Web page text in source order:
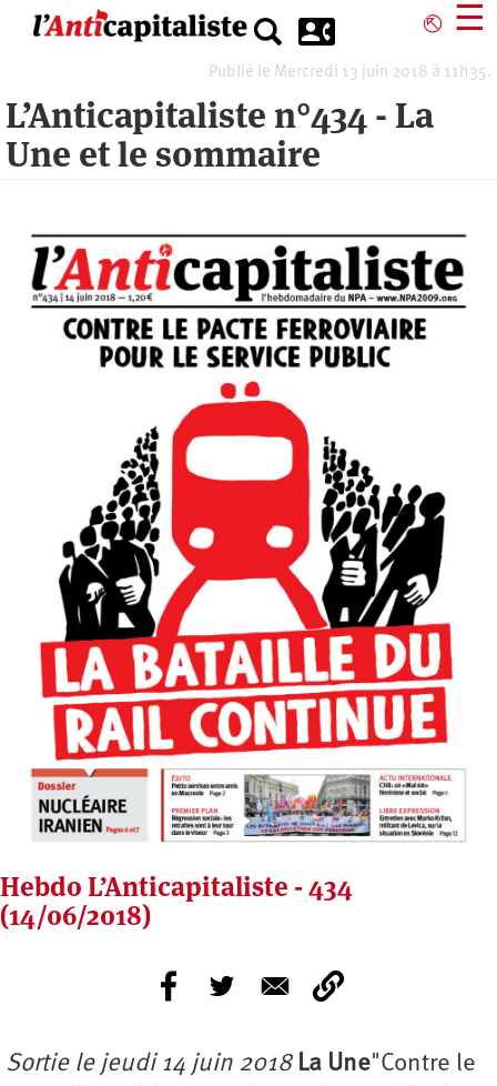
⎋ ☰
Publié le Mercredi 13 juin 2018 à 11h35.
L’Anticapitaliste n°434 - La
Une et le sommaire
Hebdo L’Anticapitaliste - 434
(14/06/2018)
Sortie le jeudi 14 juin 2018 La Une"Contre le